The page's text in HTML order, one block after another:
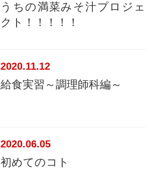
うちの満菜みそ汁プロジェ
クト！！！！！
2020 11.12
給食実習～調理師科編～
2020 06.05
初めてのコト